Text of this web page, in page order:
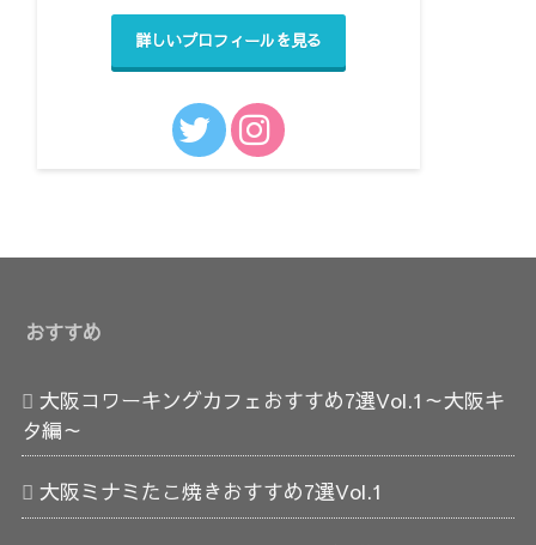
詳しいプロフィールを見る
おすすめ
大阪コワーキングカフェおすすめ7選Vol.1～大阪キ
タ編～
大阪ミナミたこ焼きおすすめ7選Vol.1